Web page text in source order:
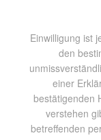
Einwilligung ist
den
einer
bestätigenden
verstehen
betreffenden